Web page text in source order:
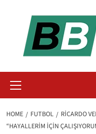
Menu
HOME FUTBOL
RICARDO
“HAYALLERIM İÇIN